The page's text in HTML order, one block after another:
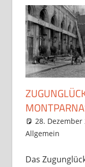
unterwegs
28. Dezember
Allgemein
Das